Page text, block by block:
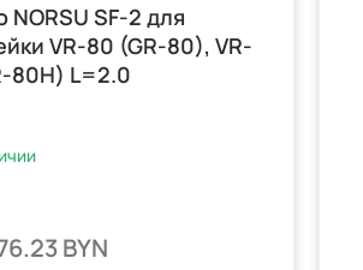
NORSU SF-2 для
VR-80 (GR-80), VR-
80H) L=2.0
BYN